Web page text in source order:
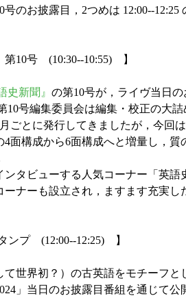
号のお披露目，2つめは 12:00--
第10号 (10:30--10:55) 】
史新聞』 の第10号が，ライヴ当日
10号編集委員会は編集・校正の大
ごとに発行してきましたが，今回
4面構成から6面構成へと増量し，
タビューする人気コーナー「英語
ーナーも設立され，ますます充実
ンプ (12:00--12:25) 】
世界初？）の古英語をモチーフと
」当日のお披露目番組を通じて